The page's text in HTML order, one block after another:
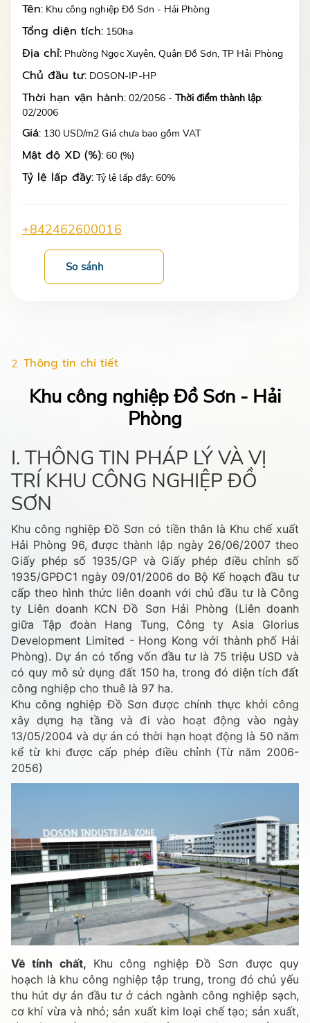
Tên: Khu công nghiệp Đồ Sơn - Hải Phòng
Tổng diện tích: 150ha
Địa chỉ: Phường Ngọc Xuyên, Quận Đồ Sơn, TP Hải Phòng
Chủ đầu tư: DOSON-IP-HP
Thời hạn vận hành: 02/2056 - Thời điểm thành lập:
02/2006
Giá: 130 USD/m2 Giá chưa bao gồm VAT
Mật độ XD (%): 60 (%)
Tỷ lệ lấp đầy: Tỷ lệ lấp đầy: 60%
+842462600016
So sánh
2 Thông tin chi tiết
Khu công nghiệp Đồ Sơn - Hải
Phòng
I. THÔNG TIN PHÁP LÝ VÀ VỊ
TRÍ KHU CÔNG NGHIỆP ĐỒ
SƠN
Khu công nghiệp Đồ Sơn có tiền thân là Khu chế xuất
Hải Phòng 96, được thành lập ngày 26/06/2007 theo
Giấy phép số 1935/GP và Giấy phép điều chỉnh số
1935/GPĐC1 ngày 09/01/2006 do Bộ Kế hoạch đầu tư
cấp theo hình thức liên doanh với chủ đầu tư là Công
ty Liên doanh KCN Đồ Sơn Hải Phòng (Liên doanh
giữa Tập đoàn Hang Tung, Công ty Asia Glorius
Development Limited - Hong Kong với thành phố Hải
Phòng). Dự án có tổng vốn đầu tư là 75 triệu USD và
có quy mô sử dụng đất 150 ha, trong đó diện tích đất
công nghiệp cho thuê là 97 ha.
Khu công nghiệp Đồ Sơn được chính thực khởi công
xây dựng hạ tầng và đi vào hoạt động vào ngày
13/05/2004 và dự án có thời hạn hoạt động là 50 năm
kể từ khi được cấp phép điều chỉnh (Từ năm 2006-
2056)
Về tính chất, Khu công nghiệp Đồ Sơn được quy
hoạch là khu công nghiệp tập trung, trong đó chủ yếu
thu hút dự án đầu tư ở cách ngành công nghiệp sạch,
cơ khí vừa và nhỏ; sản xuất kim loại chế tạo; sản xuất,